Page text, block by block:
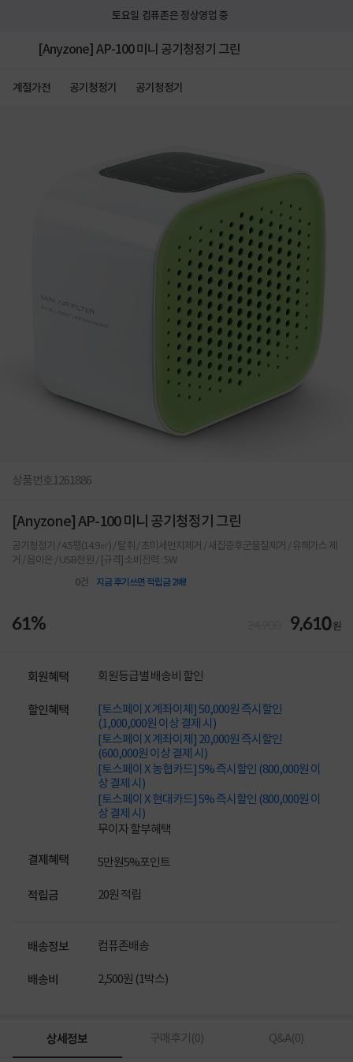
토요일 컴퓨존은 정상영업 중
[Anyzone] AP-100 미니 공기청정기 그린
계절가전 공기청정기 공기청정기
상품번호1261886
[Anyzone] AP-100 미니 공기청정기 그린
공기청정기 / 4.5평(14.9㎡) / 탈취 / 초미세먼지제거 / 새집증후군물질제거 / 유해가스 제
거 / 음이온 / USB전원 / [규격] 소비전력 : 5W
0건 지금 후기쓰면 적립금 2배!
61% 9,610원
회원혜택 회원등급별 배송비 할인
할인혜택
[토스페이 X 계좌이체] 50,000원 즉시할인
(1,000,000원 이상 결제 시)
[토스페이 X 계좌이체] 20,000원 즉시할인
(600,000원 이상 결제 시)
[토스페이 X 농협카드] 5% 즉시할인 (800,000원 이
상 결제 시)
[토스페이 X 현대카드] 5% 즉시할인 (800,000원 이
상 결제 시)
무이자 할부혜택
결제혜택 5만원5%포인트
적립금 20원 적립
배송정보 컴퓨존배송
배송비 2,500원 (1박스)
상세정보 구매후기(0) Q&A(0)